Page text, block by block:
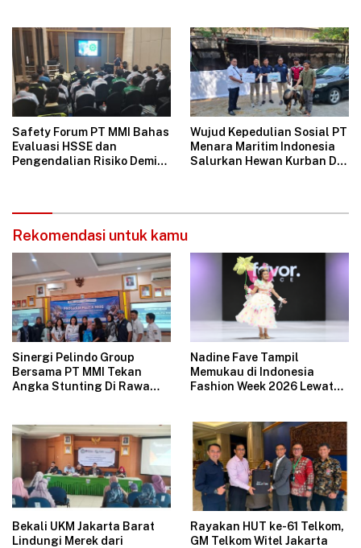
Industri Hospitality
Safety Forum PT MMI Bahas
Evaluasi HSSE dan
Pengendalian Risiko Demi
Wujud Kepedulian Sosial PT
Menara Maritim Indonesia
Salurkan Hewan Kurban Di
Rekomendasi untuk kamu
Sinergi Pelindo Group
Bersama PT MMI Tekan
Angka Stunting Di Rawa
Nadine Fave Tampil
Memukau di Indonesia
Fashion Week 2026 Lewat
Bekali UKM Jakarta Barat
Lindungi Merek dari
Rayakan HUT ke-61 Telkom,
GM Telkom Witel Jakarta